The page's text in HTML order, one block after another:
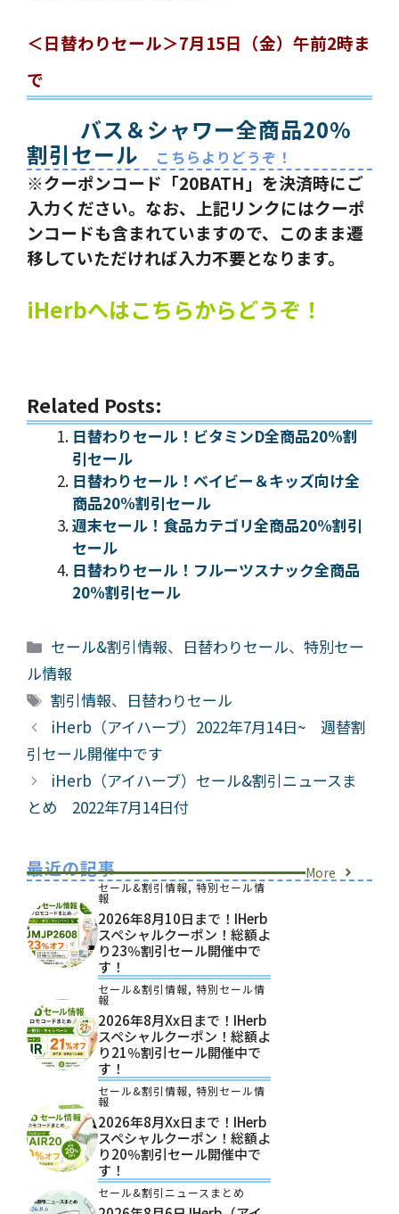
＜日替わりセール＞7月15日（金）午前2時ま
で
バス＆シャワー全商品20%
割引セール
こちらよりどうぞ！
※クーポンコード「20BATH」を決済時にご
入力ください。なお、上記リンクにはクーポ
ンコードも含まれていますので、このまま遷
移していただければ入力不要となります。
iHerbへはこちらからどうぞ！
Related Posts:
日替わりセール！ビタミンD全商品20%割
引セール
日替わりセール！ベイビー＆キッズ向け全
商品20%割引セール
週末セール！食品カテゴリ全商品20%割引
セール
日替わりセール！フルーツスナック全商品
20%割引セール
カ
テ
ゴ
リ
ー
セール&割引情報、 日替わりセール、特別セー
ル情報
タ
グ
割引情報、 日替わりセール
iHerb（アイハーブ）2022年7月14日~ 週替割
引セール開催中です
iHerb（アイハーブ）セール&割引ニュースま
とめ 2022年7月14日付
最近の記事 More
セール&割引情報, 特別セール情
報
2026年8月10日まで！iHerb
スペシャルクーポン！総額よ
り23％割引セール開催中で
す！
セール&割引情報, 特別セール情
報
2026年8月xx日まで！iHerb
スペシャルクーポン！総額よ
り21％割引セール開催中で
す！
セール&割引情報, 特別セール情
報
2026年8月xx日まで！iHerb
スペシャルクーポン！総額よ
り20％割引セール開催中で
す！
セール&割引ニュースまとめ